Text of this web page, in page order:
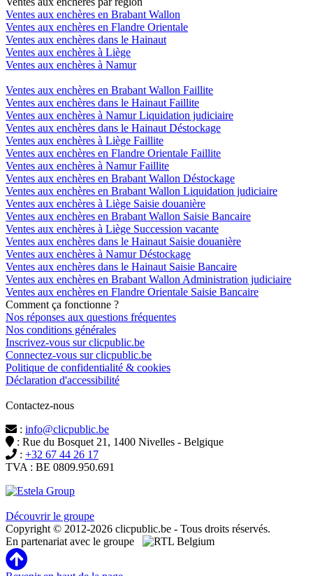
Ventes aux enchères en Brabant Wallon
Ventes aux enchères en Flandre Orientale
Ventes aux enchères dans le Hainaut
Ventes aux enchères à Liège
Ventes aux enchères à Namur
Ventes aux enchères en Brabant Wallon Faillite
Ventes aux enchères dans le Hainaut Faillite
Ventes aux enchères à Namur Liquidation judiciaire
Ventes aux enchères dans le Hainaut Déstockage
Ventes aux enchères à Liège Faillite
Ventes aux enchères en Flandre Orientale Faillite
Ventes aux enchères à Namur Faillite
Ventes aux enchères en Brabant Wallon Déstockage
Ventes aux enchères en Brabant Wallon Liquidation judiciaire
Ventes aux enchères à Liège Saisie douanière
Ventes aux enchères en Brabant Wallon Saisie Bancaire
Ventes aux enchères à Liège Succession vacante
Ventes aux enchères dans le Hainaut Saisie douanière
Ventes aux enchères à Namur Déstockage
Ventes aux enchères dans le Hainaut Saisie Bancaire
Ventes aux enchères en Brabant Wallon Administration judiciaire
Ventes aux enchères en Flandre Orientale Saisie Bancaire
Comment ça fonctionne ?
Nos réponses aux questions fréquentes
Nos conditions générales
Inscrivez-vous sur clicpublic.be
Connectez-vous sur clicpublic.be
Politique de confidentialité & cookies
Déclaration d'accessibilité
Contactez-nous
: info@clicpublic.be
: Rue du Bosquet 21, 1400 Nivelles - Belgique
: +32 67 44 26 17
TVA : BE 0809.950.691
Découvrir le groupe
Copyright © 2012-2026 clicpublic.be - Tous droits réservés.
En partenariat avec le groupe